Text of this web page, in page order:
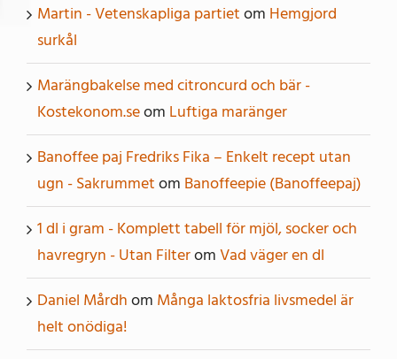
Martin - Vetenskapliga partietom Hemgjord
surkål
Marängbakelse med citroncurd och bär -
Kostekonom.seom Luftiga maränger
Banoffee paj Fredriks Fika – Enkelt recept utan
ugn - Sakrummetom Banoffeepie (Banoffeepaj)
1 dl i gram - Komplett tabell för mjöl, socker och
havregryn - Utan FilteromVad väger en dl
Daniel Mårdhom Många laktosfria livsmedel är
helt onödiga!